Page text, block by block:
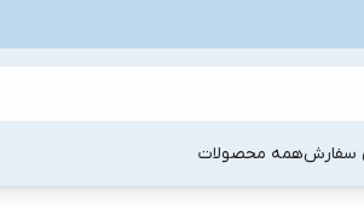
سفارشهمه محصولات